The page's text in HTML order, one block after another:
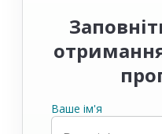
Ваше ім'я